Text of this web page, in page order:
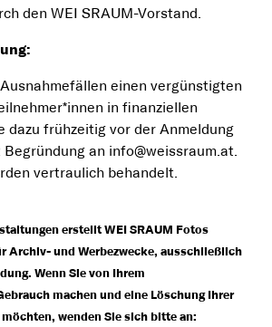
den WEI SRAUM-Vorstand.
einen vergünstigten
in finanziellen
dazu frühzeitig vor der Anmeldung
an info@weissraum.at.
vertraulich behandelt.
erstellt WEI SRAUM Fotos
Archiv- und Werbezwecke, ausschließlich
Wenn Sie von Ihrem
machen und eine Löschung Ihrer
wenden Sie sich bitte an: